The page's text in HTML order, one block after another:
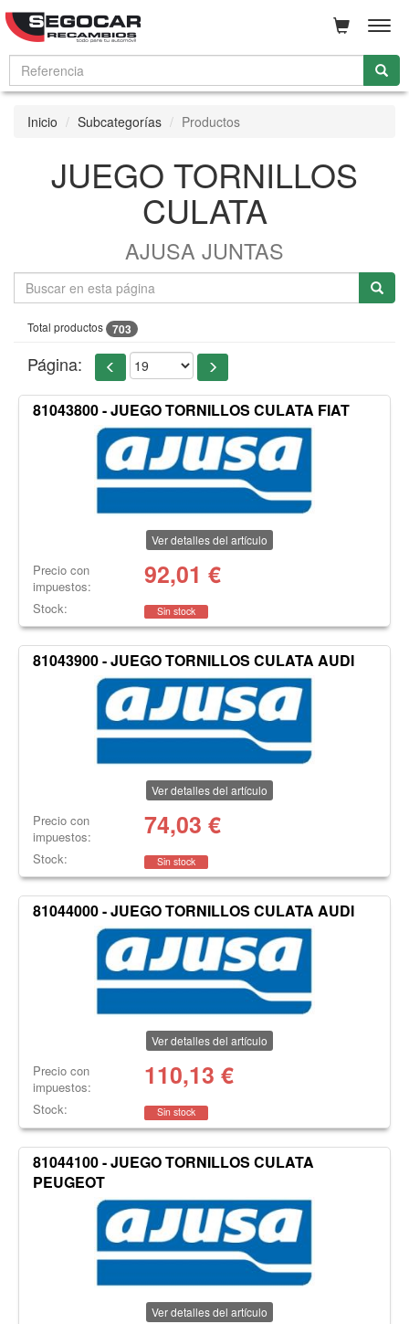
Inicio Subcategorías Productos
JUEGO TORNILLOS
CULATA
AJUSA JUNTAS
Total productos 703
Página:
81043800 - JUEGO TORNILLOS CULATA FIAT
Ver detalles del artículo
Precio con
impuestos:
92,01 €
Stock: Sin stock
81043900 - JUEGO TORNILLOS CULATA AUDI
Ver detalles del artículo
Precio con
impuestos:
74,03 €
Stock: Sin stock
81044000 - JUEGO TORNILLOS CULATA AUDI
Ver detalles del artículo
Precio con
impuestos:
110,13 €
Stock: Sin stock
81044100 - JUEGO TORNILLOS CULATA
PEUGEOT
Ver detalles del artículo